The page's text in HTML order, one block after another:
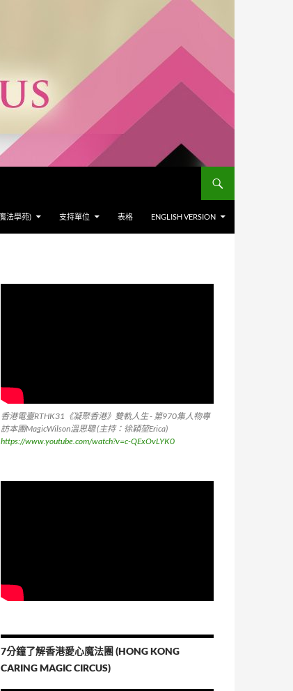
法學苑) 支持單位 表格 ENGLISH VERSION
香港電臺RTHK31《凝聚香港》雙軌人生 - 第970集人物專
訪本團MagicWilson溫思聰 (主持：徐穎堃Erica)
https://www.youtube.com/watch?v=c-QExOvLYK0
7分鐘了解香港愛心魔法團 (HONG KONG
CARING MAGIC CIRCUS)